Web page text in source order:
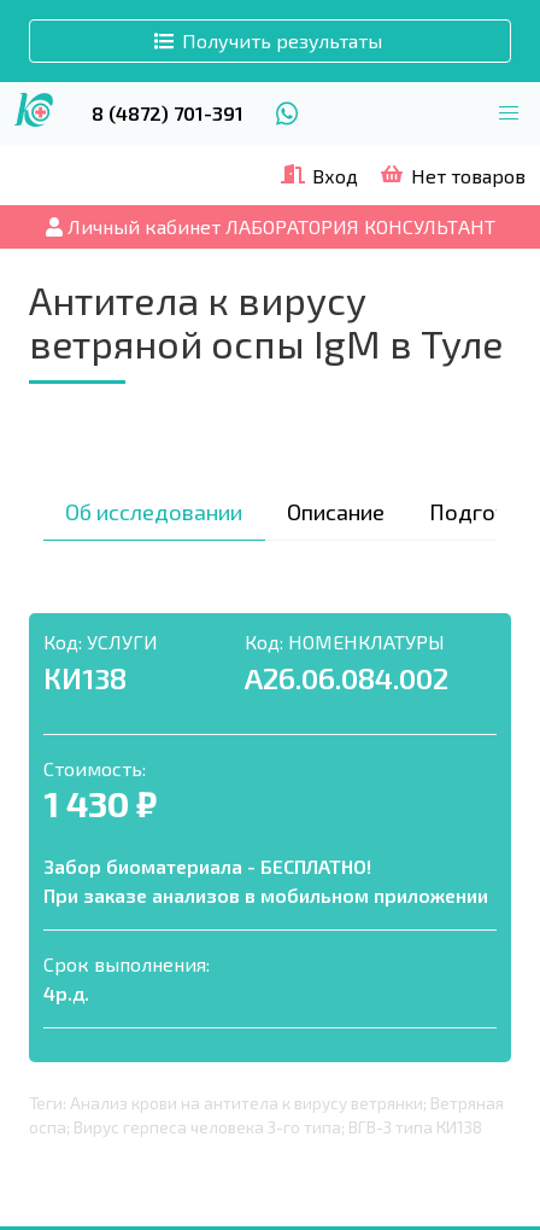
Получить результаты
8 (4872) 701-391
Вход Нет товаров
Личный кабинет ЛАБОРАТОРИЯ КОНСУЛЬТАНТ
Антитела к вирусу
ветряной оспы IgM в Туле
Об исследовании Описание
Код: УСЛУГИ
КИ138
Код: НОМЕНКЛАТУРЫ
A26.06.084.002
Стоимость:
1 430 ₽
Забор биоматериала - БЕСПЛАТНО!
При заказе анализов в мобильном приложении
Срок выполнения:
4р.д.
Теги: Анализ крови на антитела к вирусу ветрянки; Ветряная
оспа; Вирус герпеса человека 3-го типа; ВГВ-3 типа КИ138